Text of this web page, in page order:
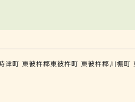
津町 東彼杵郡東彼杵町 東彼杵郡川棚町